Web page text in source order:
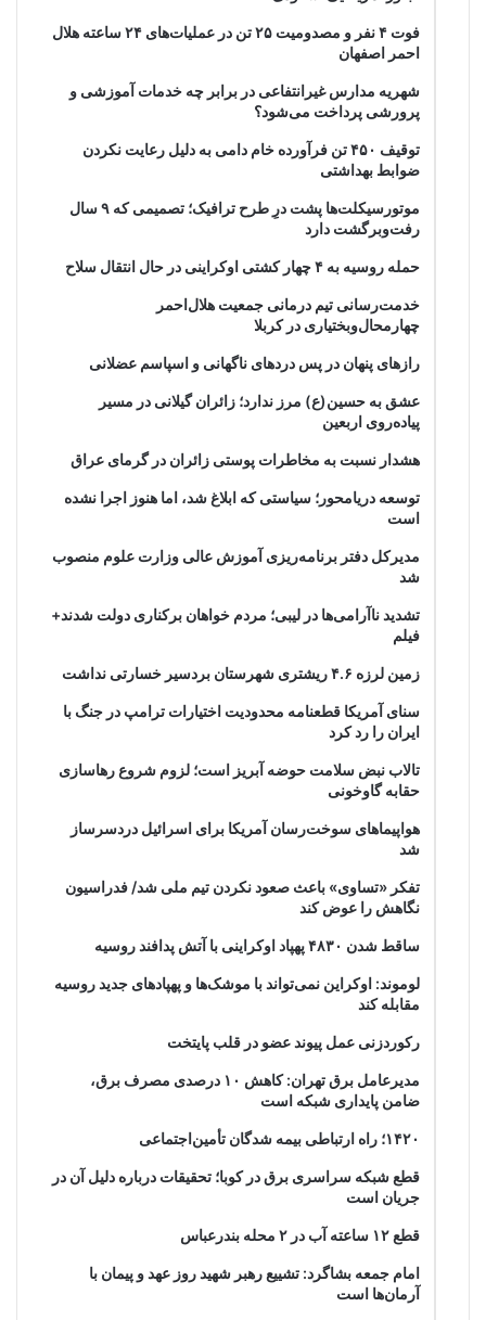
فوت ۴ نفر و مصدومیت ۲۵ تن در عملیات‌های ۲۴ ساعته هلال
احمر اصفهان
شهریه مدارس غیرانتفاعی در برابر چه خدمات آموزشی و
پرورشی پرداخت می‌شود؟
توقیف ۴۵۰ تن فرآورده خام دامی به دلیل رعایت نکردن
ضوابط بهداشتی
موتورسیکلت‌ها پشت درِ طرح ترافیک؛ تصمیمی که ۹ سال
رفت‌وبرگشت دارد
حمله روسیه به ۴ چهار کشتی اوکراینی در حال انتقال سلاح
خدمت‌رسانی تیم درمانی جمعیت هلال‌احمر
چهارمحال‌وبختیاری در کربلا
رازهای پنهان در پس دردهای ناگهانی و اسپاسم عضلانی
عشق به حسین(ع) مرز ندارد؛ زائران گیلانی در مسیر
پیاده‌روی اربعین
هشدار نسبت به مخاطرات پوستی زائران در گرمای عراق
توسعه دریامحور؛ سیاستی که ابلاغ شد، اما هنوز اجرا نشده
است
مدیرکل دفتر برنامه‌ریزی آموزش عالی وزارت علوم منصوب
شد
تشدید ناآرامی‌ها در لیبی؛ مردم خواهان برکناری دولت شدند+
فیلم
زمین لرزه ۴.۶ ریشتری شهرستان بردسیر خسارتی نداشت
سنای آمریکا قطعنامه محدودیت اختیارات ترامپ در جنگ با
ایران را رد کرد
تالاب نبض سلامت حوضه آبریز است؛ لزوم شروع رهاسازی
حقابه گاوخونی
هواپیماهای سوخت‌رسان آمریکا برای اسرائیل دردسرساز
شد
تفکر «تساوی» باعث صعود نکردن تیم ملی شد/ فدراسیون
نگاهش را عوض کند
ساقط شدن ۴۸۳۰ پهپاد اوکراینی با آتش پدافند روسیه
لوموند: اوکراین نمی‌تواند با موشک‌ها و پهپادهای جدید روسیه
مقابله کند
رکوردزنی عمل پیوند عضو در قلب پایتخت
مدیرعامل برق تهران: کاهش ۱۰ درصدی مصرف برق،
ضامن پایداری شبکه است
۱۴۲۰؛ راه ارتباطی بیمه شدگان تأمین‌اجتماعی
قطع شبکه سراسری برق در کوبا؛ تحقیقات درباره دلیل آن در
جریان است
قطع ۱۲ ساعته آب در ۲ محله بندرعباس
امام جمعه بشاگرد: تشییع رهبر شهید روز عهد و پیمان با
آرمان‌ها است